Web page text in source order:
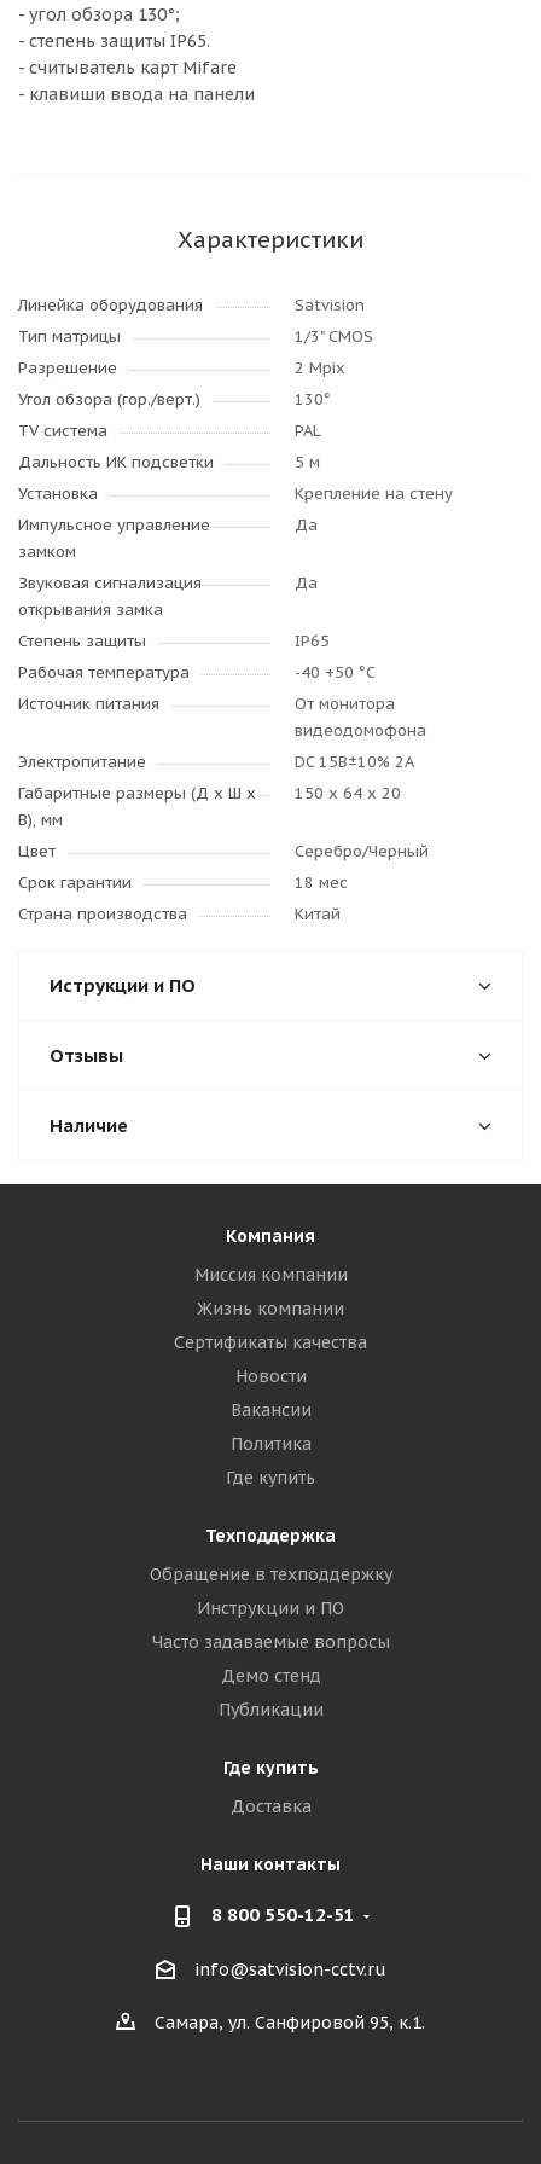
- угол обзора 130°;
- степень защиты IP65.
- считыватель карт Mifare
- клавиши ввода на панели
Характеристики
Линейка оборудования
Satvision
Тип матрицы
1/3" CMOS
Разрешение
2 Mpix
Угол обзора (гор./верт.)
130°
TV система
PAL
Дальность ИК подсветки
5 м
Установка
Крепление на стену
Импульсное управление
замком
Да
Звуковая сигнализация
открывания замка
Да
Степень защиты
IP65
Рабочая температура
-40 +50 °C
Источник питания
От монитора
видеодомофона
Электропитание
DC 15B±10% 2А
Габаритные размеры (Д x Ш x
В), мм
150 х 64 х 20
Цвет
Серебро/Черный
Срок гарантии
18 мес
Страна производства
Китай
Иструкции и ПО
Отзывы
Наличие
Компания
Миссия компании
Жизнь компании
Сертификаты качества
Новости
Вакансии
Политика
Где купить
Техподдержка
Обращение в техподдержку
Инструкции и ПО
Часто задаваемые вопросы
Демо стенд
Публикации
Где купить
Доставка
Наши контакты
8 800 550-12-51
info@satvision-cctv.ru
Самара, ул. Санфировой 95, к.1.